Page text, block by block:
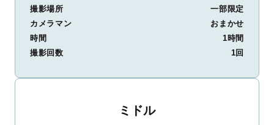
撮影場所
一部限定
カメラマン
おまかせ
時間
1時間
撮影回数
1回
ミドル